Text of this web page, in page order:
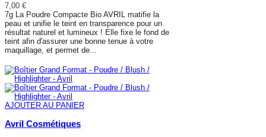
7,00 €
7g La Poudre Compacte Bio AVRIL matifie la
peau et unifie le teint en transparence pour un
résultat naturel et lumineux ! Elle fixe le fond de
teint afin d'assurer une bonne tenue à votre
maquillage, et permet de...
AJOUTER AU PANIER
Avril Cosmétiques